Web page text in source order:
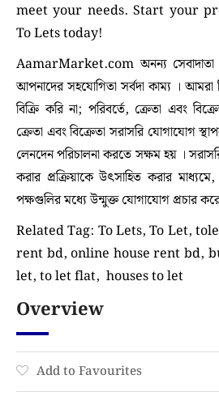
meet your needs. Start your
To Lets today!
AamarMarket.com অনন্য সেবাদাতা
আপনাদের সহযোগিতা সর্বদা কাম্য ।
বিক্রি করি না; পরিবর্তে, ক্রেতা এবং
ক্রেতা এবং বিক্রেতা সরাসরি যোগাযোগ
লেনদেন পরিচালনা করতে সক্ষম হয় ।
করার প্রক্রিয়াকে উৎসাহিত করার
পক্ষগুলির মধ্যে উন্মুক্ত যোগাযোগ প্রচার
Related Tag: To Lets, To Let,
rent bd, online house rent bd,
let, to let flat, houses to let
Overview
Add to Favourites